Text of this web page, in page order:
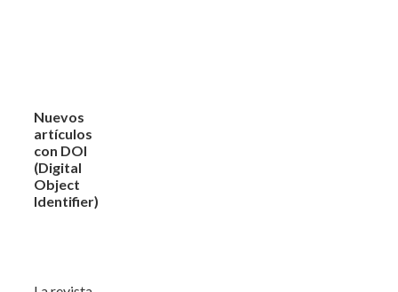
Nuevos
artículos
con DOI
(Digital
Object
Identifier)